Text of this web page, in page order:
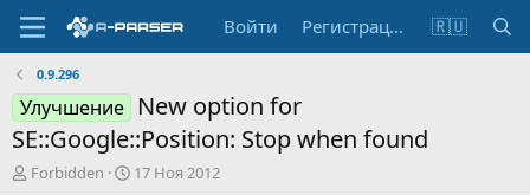
Войти Регистрация 🇷🇺
0.9.296
Улучшение
New option for
SE::Google::Position: Stop when found
А
Forbidden
Д
17 Ноя 2012